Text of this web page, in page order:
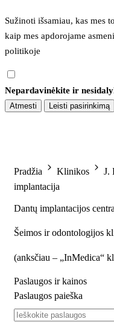
Sužinoti išsamiau, kas mes
kaip mes apdorojame
politikoje
Nepardavinėkite ir
Atmesti Leisti pasirinkimą
Pradžia Klinikos J.
implantacija
Dantų implantacijos
Šeimos ir odontologijos
(anksčiau – „InMedica“
Paslaugos ir kainos
Paslaugos paieška